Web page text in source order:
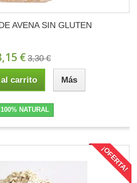
AVENA SIN GLUTEN
€ 3,30 €
carrito Más
100% NATURAL
¡OFERTA!